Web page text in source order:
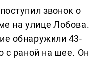
звонок о
на улице Лобова.
обнаружили 43-
с раной на шее. Он